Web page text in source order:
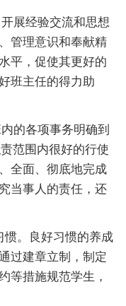
展经验交流和思想
管理意识和奉献精
平，促使其更好的
班主任的得力助
的各项事务明确到
范围内很好的行使
全面、彻底地完成
当事人的责任，还
。良好习惯的养成
过建章立制，制定
等措施规范学生，